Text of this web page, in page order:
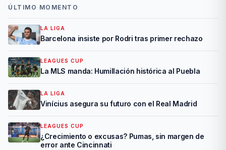
ÚLTIMO MOMENTO
LA LIGA
Barcelona insiste por Rodri tras primer rechazo
LEAGUES CUP
La MLS manda: Humillación histórica al Puebla
LA LIGA
Vinícius asegura su futuro con el Real Madrid
LEAGUES CUP
¿Crecimiento o excusas? Pumas, sin margen de
error ante Cincinnati